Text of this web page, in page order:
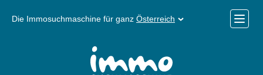
Die Immosuchmaschine für ganz Österreich
Menü